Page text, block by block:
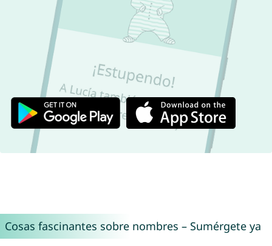
Cosas fascinantes sobre nombres – Sumérgete ya